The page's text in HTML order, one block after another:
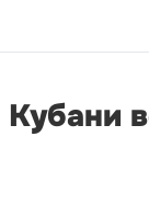
Кубани